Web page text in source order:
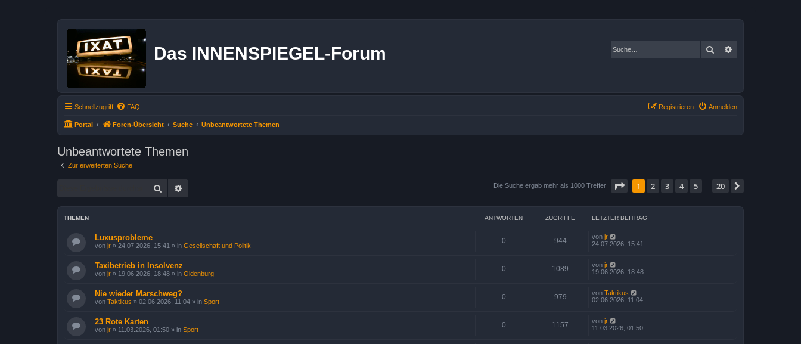
Das INNENSPIEGEL-Forum Suche
Schnellzugriff FAQ Anmelden
Registrieren
Portal Foren-Übersicht Suche Unbeantwortete Themen
Unbeantwortete Themen
Zur erweiterten Suche
Suche Die Suche ergab mehr als 1000 Treffer Seite von20
1 2 3 4 5 20
THEMEN ANTWORTEN ZUGRIFFE LETZTER BEITRAG
Luxusprobleme
von jr » 24.07.2026, 15:41 » in Gesellschaft und Politik
0 944 von jr
24.07.2026, 15:41
Taxibetrieb in Insolvenz
von jr » 19.06.2026, 18:48 » in Oldenburg
0 1089 von jr
19.06.2026, 18:48
Nie wieder Marschweg?
von Taktikus » 02.06.2026, 11:04 » in Sport
0 979 von Taktikus
02.06.2026, 11:04
23 Rote Karten
von jr » 11.03.2026, 01:50 » in Sport
0 1157 von jr
11.03.2026, 01:50